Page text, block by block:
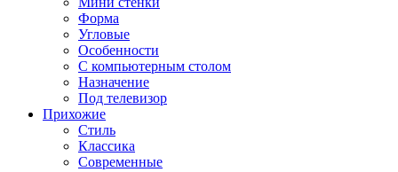
Форма
Угловые
Особенности
С компьютерным столом
Назначение
Под телевизор
Прихожие
Стиль
Классика
Современные